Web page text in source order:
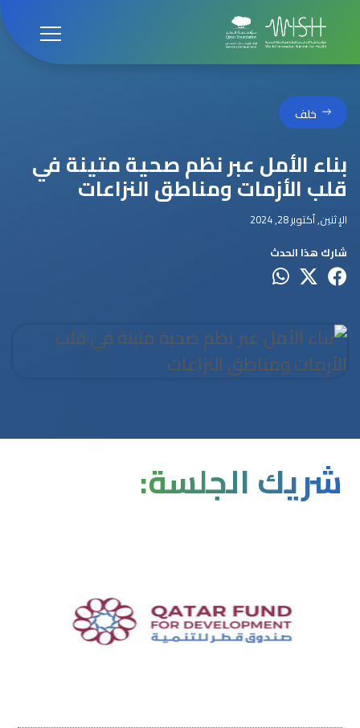
خلف
بناء الأمل عبر نظم صحية متينة في
قلب الأزمات ومناطق النزاعات
الإثنين, أكتوبر 28, 2024
شارك هذا الحدث
شريك الجلسة: